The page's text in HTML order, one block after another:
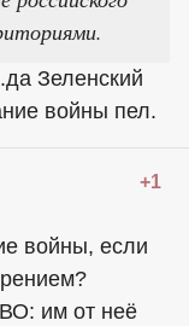
Зеленский
войны пел.
+1
войны, если
им от неё